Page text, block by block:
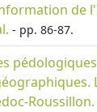
de
- pp. 86-87.
Roussillon.